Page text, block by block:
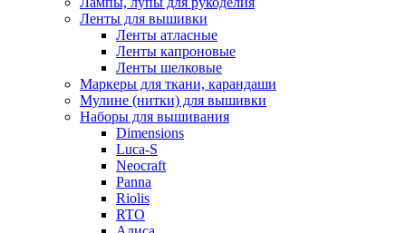
Ленты для вышивки
Ленты атласные
Ленты капроновые
Ленты шелковые
Маркеры для ткани, карандаши
Мулине (нитки) для вышивки
Наборы для вышивания
Dimensions
Luca-S
Neocraft
Panna
Riolis
RTO